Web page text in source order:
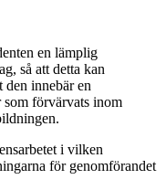
en lämplig
så att detta kan
den innebär en
som förvärvats inom
i vilken
för genomförandet